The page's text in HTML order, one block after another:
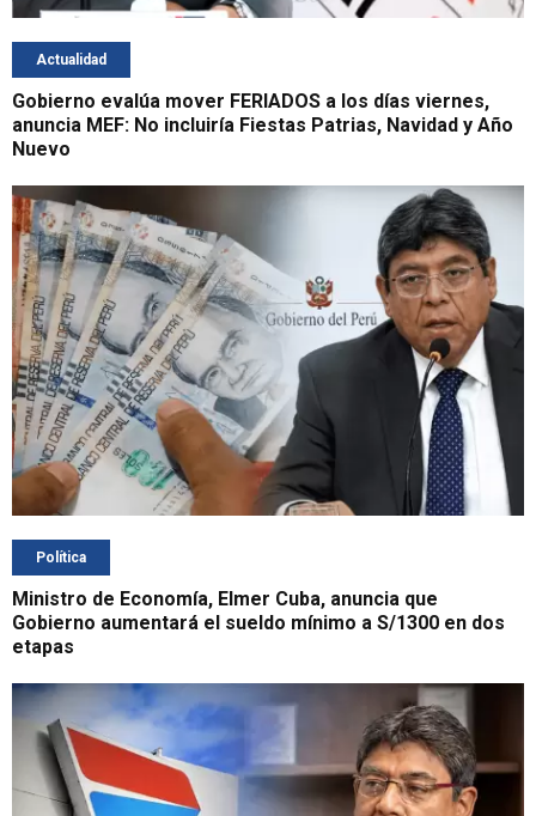
Actualidad
Gobierno evalúa mover FERIADOS a los días viernes,
anuncia MEF: No incluiría Fiestas Patrias, Navidad y Año
Nuevo
Política
Ministro de Economía, Elmer Cuba, anuncia que
Gobierno aumentará el sueldo mínimo a S/1300 en dos
etapas